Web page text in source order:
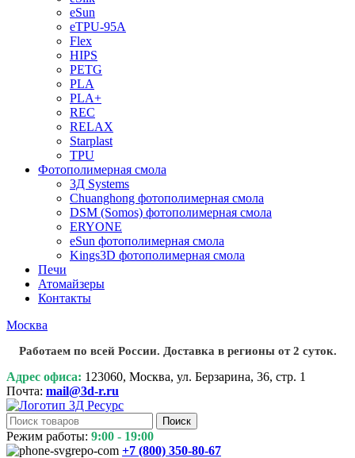
eSun
eTPU-95A
Flex
HIPS
PETG
PLA
PLA+
REC
RELAX
Starplast
TPU
Фотополимерная смола
3Д Systems
Chuanghong фотополимерная смола
DSM (Somos) фотополимерная смола
ERYONE
eSun фотополимерная смола
Kings3D фотополимерная смола
Печи
Атомайзеры
Контакты
Москва
Работаем по всей России. Доставка в регионы от 2 суток.
Адрес офиса: 123060, Москва, ул. Берзарина, 36, стр. 1
Почта: mail@3d-r.ru
Поиск
Режим работы: 9:00 - 19:00
+7 (800) 350-80-67